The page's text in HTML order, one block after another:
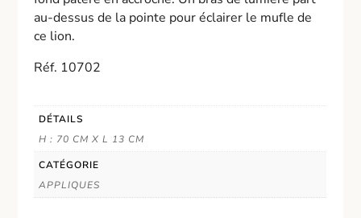
au-dessus de la pointe pour éclairer le mufle de
ce lion.
Réf. 10702
DÉTAILS
H : 70 CM X L 13 CM
CATÉGORIE
APPLIQUES